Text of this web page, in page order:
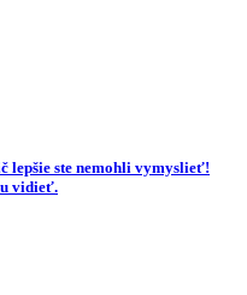
lepšie ste nemohli vymyslieť!
vidieť.